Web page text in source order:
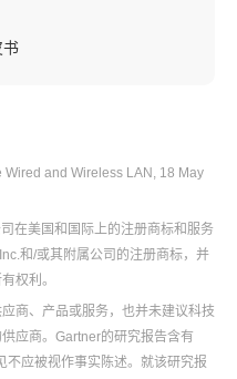
书
Wired and Wireless LAN, 18 May
在美国和国际上的注册商标和服务
和/或其附属公司的注册商标，并
权利。
商、产品或服务，也并未建议科技
应商。Gartner的研究报告含有
不应被视作事实陈述。就该研究报